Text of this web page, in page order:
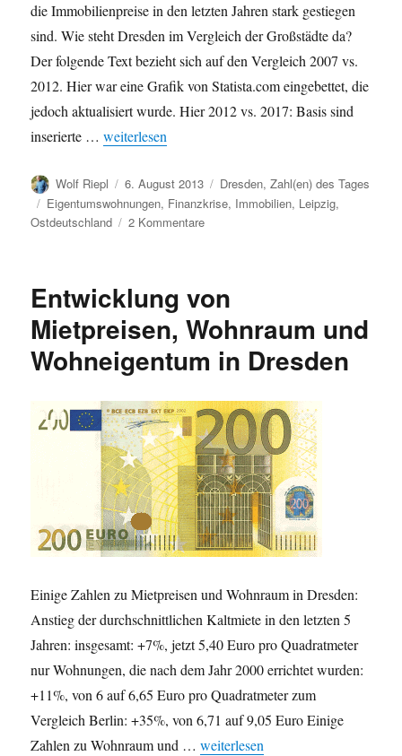
die Immobilienpreise in den letzten Jahren stark gestiegen
sind. Wie steht Dresden im Vergleich der Großstädte da?
Der folgende Text bezieht sich auf den Vergleich 2007 vs.
2012. Hier war eine Grafik von Statista.com eingebettet, die
jedoch aktualisiert wurde. Hier 2012 vs. 2017: Basis sind
inserierte …„Wohnungskauf in deutschen Großstädten:
weiterlesen
Autor
Wolf Riepl
Veröffentlicht
am
6. August 2013 Kategorien
Dresden,Zahl(en) des Tages
Schlagwörter
Eigentumswohnungen, Finanzkrise, Immobilien, Leipzig,
Ostdeutschland
2 Kommentarezu
Großstädten:
der
Preisentwicklung
2012
2007
Entwicklung von
Mietpreisen, Wohnraum und
Wohneigentum in Dresden
Einige Zahlen zu Mietpreisen und Wohnraum in Dresden:
Anstieg der durchschnittlichen Kaltmiete in den letzten 5
Jahren: insgesamt: +7%, jetzt 5,40 Euro pro Quadratmeter
nur Wohnungen, die nach dem Jahr 2000 errichtet wurden:
+11%, von 6 auf 6,65 Euro pro Quadratmeter zum
Vergleich Berlin: +35%, von 6,71 auf 9,05 Euro Einige
Zahlen zu Wohnraum und …„Entwicklung von Mietpreisen,
weiterlesen